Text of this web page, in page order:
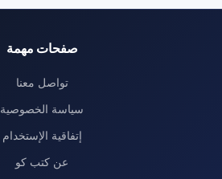
صفحات مهمة
تواصل معنا
سياسة الخصوصية
إتفاقية الإستخدام
عن كتب كو